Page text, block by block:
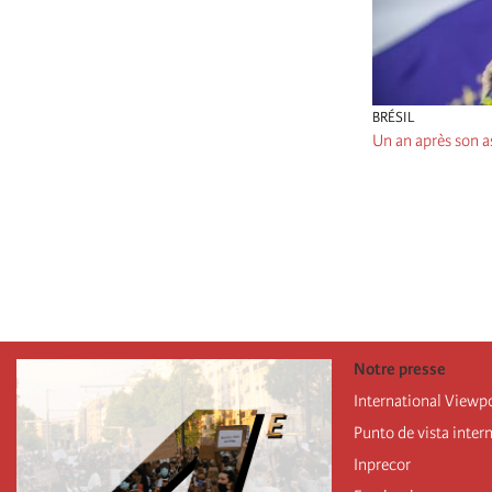
BRÉSIL
Un an après son
Notre presse
International
Punto de vista
Inprecor